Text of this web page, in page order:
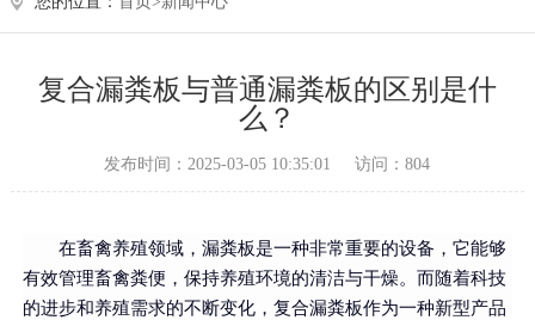
复合漏粪板与普通漏粪板的区别是什
么？
发布时间：2025-03-05 10:35:01 访问：804
在畜禽养殖领域，漏粪板是一种非常重要的设备，它能够
有效管理畜禽粪便，保持养殖环境的清洁与干燥。而随着科技
的进步和养殖需求的不断变化，复合漏粪板作为一种新型产品